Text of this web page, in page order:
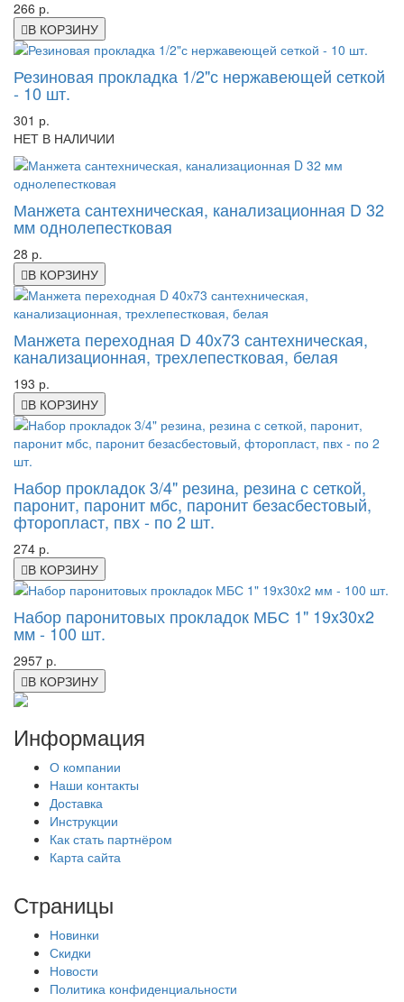
266 р.
В КОРЗИНУ
Резиновая прокладка 1/2"с нержавеющей сеткой
- 10 шт.
301 р.
НЕТ В НАЛИЧИИ
Манжета сантехническая, канализационная D 32
мм однолепестковая
28 р.
В КОРЗИНУ
Манжета переходная D 40х73 сантехническая,
канализационная, трехлепестковая, белая
193 р.
В КОРЗИНУ
Набор прокладок 3/4" резина, резина с сеткой,
паронит, паронит мбс, паронит безасбестовый,
фторопласт, пвх - по 2 шт.
274 р.
В КОРЗИНУ
Набор паронитовых прокладок МБС 1" 19x30x2
мм - 100 шт.
2957 р.
В КОРЗИНУ
Информация
О компании
Наши контакты
Доставка
Инструкции
Как стать партнёром
Карта сайта
Страницы
Новинки
Скидки
Новости
Политика конфиденциальности